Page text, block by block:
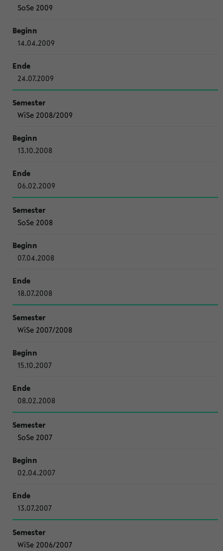
SoSe 2009
14.04.2009
24.07.2009
WiSe 2008/2009
13.10.2008
06.02.2009
SoSe 2008
07.04.2008
18.07.2008
WiSe 2007/2008
15.10.2007
08.02.2008
SoSe 2007
02.04.2007
13.07.2007
WiSe 2006/2007